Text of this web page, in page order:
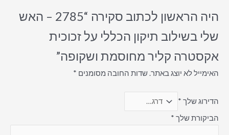
היה הראשון לכתוב סקירה “2785 – האש
שלי בשילוב תיקון הכללי על זכוכית
אקסטרה קליר מחוסמת ושקופה”
האימייל לא יוצג באתר.שדות החובה מסומנים *
הדירוג שלך *
הביקורת שלך *